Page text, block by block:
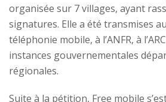
organisée sur 7 villages, ayant
signatures. Elle a été transmises
téléphonie mobile, à l’ANFR, à
instances gouvernementales
régionales.
Suite à la pétition, Free mobile